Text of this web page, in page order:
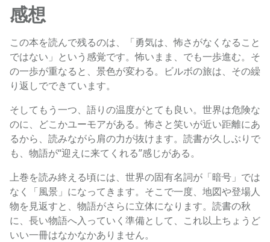
感想
この本を読んで残るのは、「勇気は、怖さがなくなること
ではない」という感覚です。怖いまま、でも一歩進む。そ
の一歩が重なると、景色が変わる。ビルボの旅は、その繰
り返しでできています。
そしてもう一つ、語りの温度がとても良い。世界は危険な
のに、どこかユーモアがある。怖さと笑いが近い距離にあ
るから、読みながら肩の力が抜けます。読書が久しぶりで
も、物語が“迎えに来てくれる”感じがある。
上巻を読み終える頃には、世界の固有名詞が「暗号」では
なく「風景」になってきます。そこで一度、地図や登場人
物を見返すと、物語がさらに立体になります。読書の秋
に、長い物語へ入っていく準備として、これ以上ちょうど
いい一冊はなかなかありません。